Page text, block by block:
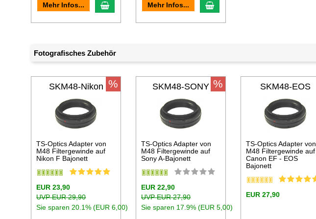
Mehr Infos... In den Warenkorb
Mehr Infos... In den Warenkorb
Fotografisches Zubehör
SKM48-Nikon
TS-Optics Adapter von
M48 Filtergewinde auf
Nikon F Bajonett
EUR 23,90
UVP EUR 29,90
Sie sparen 20.1% (EUR 6,00)
% SKM48-SONY
TS-Optics Adapter von
M48 Filtergewinde auf
Sony A-Bajonett
EUR 22,90
UVP EUR 27,90
Sie sparen 17.9% (EUR 5,00)
% SKM48-EOS
TS-Optics Adapter von
M48 Filtergewinde auf
Canon EF - EOS
Bajonett
EUR 27,90